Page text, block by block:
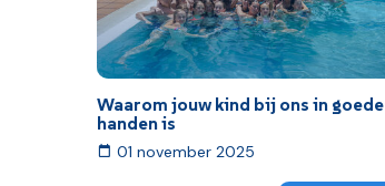
Waarom jouw kind bij ons in goede
handen is
01 november 2025